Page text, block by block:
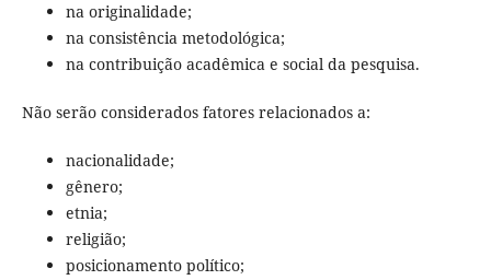
na originalidade;
na consistência metodológica;
na contribuição acadêmica e social da pesquisa.
Não serão considerados fatores relacionados a:
nacionalidade;
gênero;
etnia;
religião;
posicionamento político;